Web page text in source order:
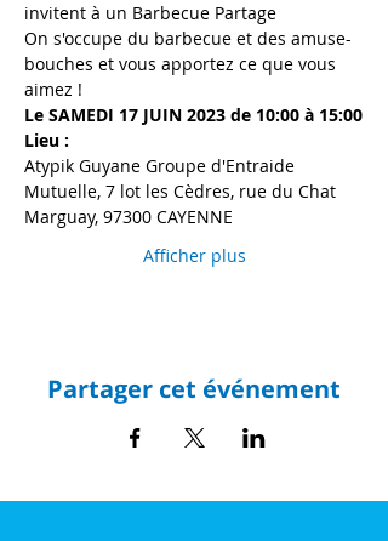
invitent à un Barbecue Partage
On s'occupe du barbecue et des amuse-
bouches et vous apportez ce que vous
aimez !
Le SAMEDI 17 JUIN 2023 de 10:00 à 15:00
Lieu :
Atypik Guyane Groupe d'Entraide
Mutuelle, 7 lot les Cèdres, rue du Chat
Marguay, 97300 CAYENNE
Afficher plus
Partager cet événement